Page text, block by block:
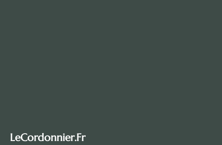
LeCordonnier.fr